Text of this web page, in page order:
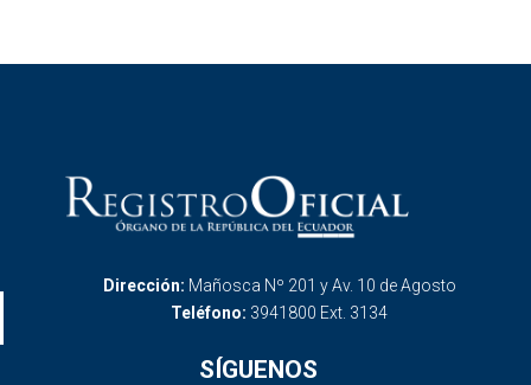
Dirección: Mañosca Nº 201 y Av. 10 de Agosto
Teléfono: 3941800 Ext. 3134
SÍGUENOS